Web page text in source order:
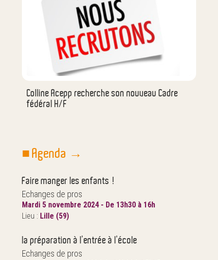
Colline Acepp recherche son nouveau Cadre
fédéral H/F
■ Agenda →
Faire manger les enfants !
Echanges de pros
Mardi 5 novembre 2024 - De 13h30 à 16h
Lieu : Lille (59)
la préparation à l’entrée à l’école
Echanges de pros